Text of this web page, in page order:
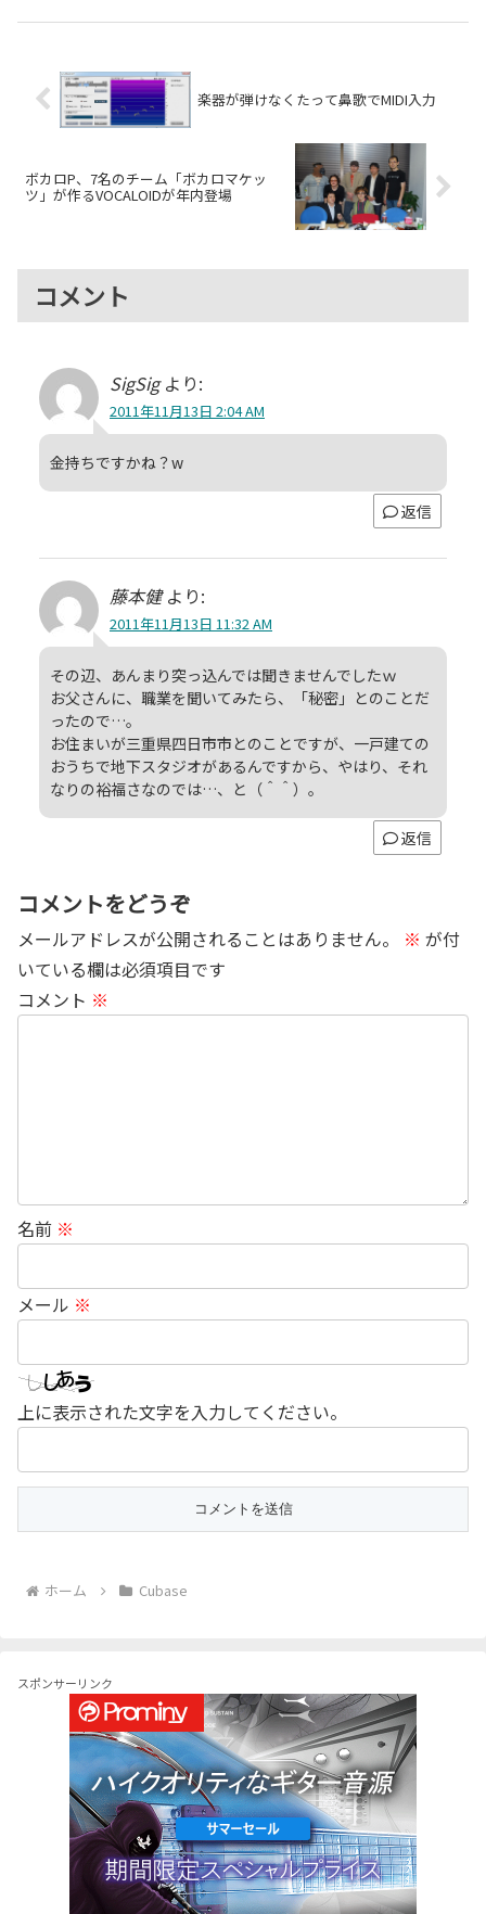
ました。
といった19インチラック対応機
楽器が弾けなくたって鼻歌でMIDI入力
ボカロP、7名のチーム「ボカロマケッ
ツ」が作るVOCALOIDが年内登場
コメント
SigSig より:
2011年11月13日 2:04 AM
金持ちですかね？w
返信
藤本健 より:
2011年11月13日 11:32 AM
その辺、あんまり突っ込んでは聞きませんでしたｗ
お父さんに、職業を聞いてみたら、「秘密」とのことだ
ったので…。
お住まいが三重県四日市市とのことですが、一戸建ての
おうちで地下スタジオがあるんですから、やはり、それ
なりの裕福さなのでは…、と（＾＾）。
返信
コメントをどうぞ
メールアドレスが公開されることはありません。 ※ が付
いている欄は必須項目です
コメント ※
名前 ※
メール ※
上に表示された文字を入力してください。
ホーム Cubase
スポンサーリンク